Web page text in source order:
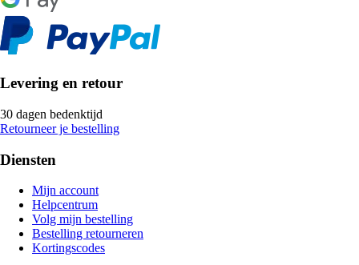
Levering en retour
30 dagen bedenktijd
Retourneer je bestelling
Diensten
Mijn account
Helpcentrum
Volg mijn bestelling
Bestelling retourneren
Kortingscodes